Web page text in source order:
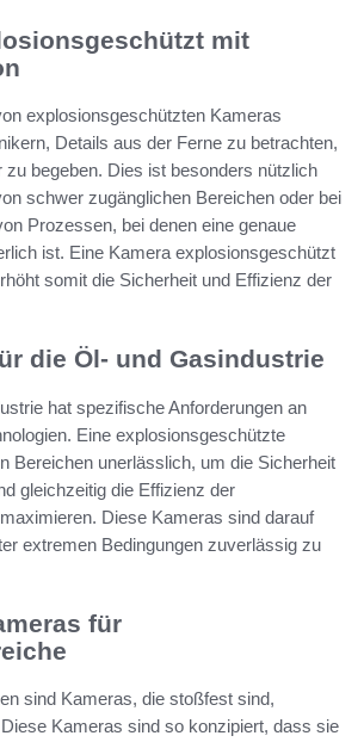
mit
explosionsgeschützten Kameras
Details aus der Ferne zu betrachten,
zu begeben. Dies ist besonders nützlich
schwer zugänglichen Bereichen oder bei
Prozessen, bei denen eine genaue
ist. Eine Kamera explosionsgeschützt
somit die Sicherheit und Effizienz der
die Öl- und Gasindustrie
hat spezifische Anforderungen an
Eine explosionsgeschützte
Bereichen unerlässlich, um die Sicherheit
gleichzeitig die Effizienz der
Diese Kameras sind darauf
extremen Bedingungen zuverlässig zu
für
sind Kameras, die stoßfest sind,
Kameras sind so konzipiert, dass sie